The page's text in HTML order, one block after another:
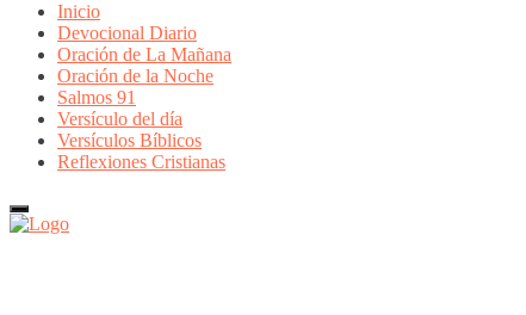
Inicio
Devocional Diario
Oración de La Mañana
Oración de la Noche
Salmos 91
Versículo del día
Versículos Bíblicos
Reflexiones Cristianas